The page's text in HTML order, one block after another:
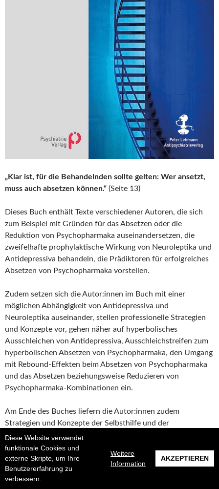
Diese Website verwendet
funktionale Cookies und
externe Skripte, um Ihre
Benutzererfahrung zu
verbessern.
Weitere
Information
AKZEPTIEREN
„Klar ist, für die Behandelnden sollte gelten: Wer ansetzt,
muss auch absetzen können.“ (Seite 13)
Dieses Buch enthält Texte verschiedener Autoren, die sich
zum Beispiel mit Gründen für das Absetzen oder die
Reduktion von Psychopharmaka auseinandersetzen, die
zweifelhafte prophylaktische Wirkung von Neuroleptika und
Antidepressiva behandeln, die Prädiktoren für erfolgreiches
Absetzen von Psychopharmaka vorstellen.
Zudem setzen sich die Autor:innen im Buch mit einer
möglichen Abhängigkeit von Antidepressiva und
Neuroleptika auseinander, stellen professionelle Strategien
und Konzepte vor, gehen näher auf hyperbolisches
Ausschleichen von Antidepressiva, Ausschleichstreifen zum
hyperbolischen Absetzen von Psychopharmaka, den Umgang
mit Rebound-Effekten beim Absetzen von Psychopharmaka
und das Absetzen beziehungsweise Reduzieren von
Psychopharmaka-Kombinationen ein.
Am Ende des Buches liefern die Autor:innen zudem
Strategien und Konzepte der Selbsthilfe und der
unterstützten Selbsthilfe, zum Beispiel
Angehörigenunterstützung, Peer-Unterstützung und Online-
Plattformen.
Psychopharmaka reduzieren und absetzen. Praxiskonzepte
weiterlesen